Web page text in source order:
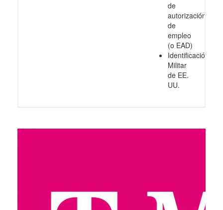
de
autorización
de
empleo
(o EAD)
Identificación
Militar
de EE.
UU.